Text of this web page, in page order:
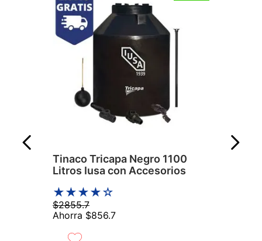
Tinaco Tricapa Negro 1100
Litros Iusa con Accesorios
★★★★☆
$2855.7
Ahorra $856.7